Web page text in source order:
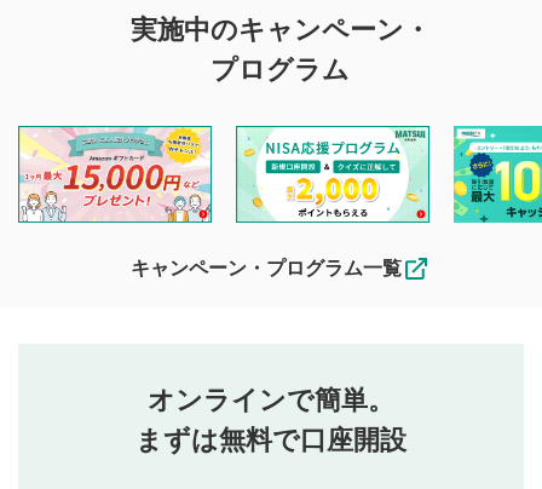
投稿するボタン
星で評価をすると投稿できます。（お名前とコメント
投稿に関する注意
を目的として、各動画コンテンツに、評価およびコメントの
投稿ができます。利用者は以下の注意事項をご理解のうえ、
閲覧および投稿を行うものとしてください。
他の利用者が動画を視聴される際の参考になるコメントをお
待ちしております。
なお、投稿をもって、本注意事項に同意されたものとみなし
行ってください。
当社は、利用者同士、もしくは利用者と第三者間のトラ
ブルによって生じた損害に対して一切の責任を負いませ
実施中のキャンペーン・
プログラム
キャンペーン・プログラム一覧
オンラインで簡単。
まずは無料で口座開設